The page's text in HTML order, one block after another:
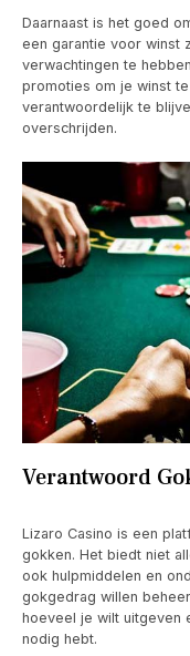
Daarnaast is het goed
een garantie voor winst
verwachtingen te
promoties om je winst
verantwoordelijk te
overschrijden.
Verantwoord
Lizaro Casino is een
gokken. Het biedt niet
ook hulpmiddelen en
gokgedrag willen
hoeveel je wilt uitgeven
nodig hebt.